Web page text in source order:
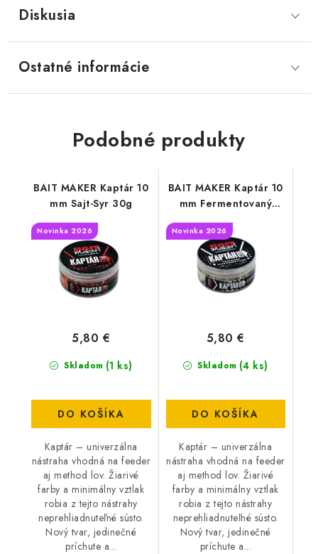
Diskusia
Ostatné informácie
Podobné produkty
BAIT MAKER Kaptár 10
mm Sajt-Syr 30g
Novinka 2026
Skladom (1 ks)
5,80 €
DO KOŠÍKA
Kaptár – univerzálna
nástraha vhodná na feeder
aj method lov. Žiarivé
farby a minimálny vztlak
robia z tejto nástrahy
neprehliadnuteľné sústo.
Nový tvar, jedinečné
príchute a...
BAIT MAKER Kaptár 10
mm Fermentovaný
Tigrí orech 30g
Novinka 2026
Skladom (4 ks)
5,80 €
DO KOŠÍKA
Kaptár – univerzálna
nástraha vhodná na feeder
aj method lov. Žiarivé
farby a minimálny vztlak
robia z tejto nástrahy
neprehliadnuteľné sústo.
Nový tvar, jedinečné
príchute a...